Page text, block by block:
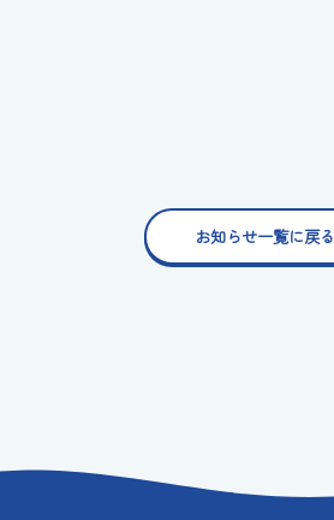
お知らせ一覧に戻る